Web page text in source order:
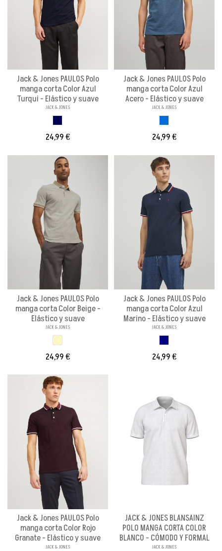
Jack & Jones PAULOS Polo
manga corta Color Azul
Turqui - Elástico y suave
JACK & JONES
24,99 €
Jack & Jones PAULOS Polo
manga corta Color Azul
Acero - Elástico y suave
JACK & JONES
24,99 €
Jack & Jones PAULOS Polo
manga corta Color Beige -
Elástico y suave
JACK & JONES
24,99 €
Jack & Jones PAULOS Polo
manga corta Color Azul
Marino - Elástico y suave
JACK & JONES
24,99 €
Jack & Jones PAULOS Polo
manga corta Color Rojo
Granate - Elástico y suave
JACK & JONES
JACK & JONES BLANSAINZ
POLO MANGA CORTA COLOR
BLANCO - CÓMODO Y FORMAL
JACK & JONES